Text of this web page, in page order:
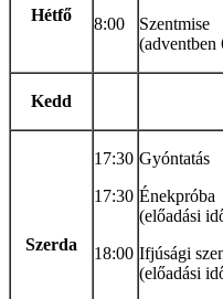
Hétfő
8:00
Szentmise
(adventben
Kedd
Szerda
17:30
17:30
18:00
Gyóntatás
Énekpróba
(előadási
Ifjúsági
(előadási